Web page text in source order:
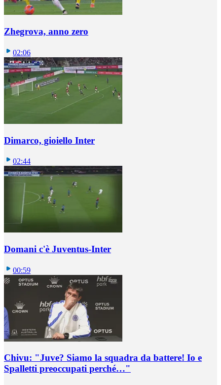
Zhegrova, anno zero
02:06
Dimarco, gioiello Inter
02:44
Domani c'è Juventus-Inter
00:59
Chivu: "Juve? Siamo la squadra da battere! Io e
Spalletti preoccupati perché…"